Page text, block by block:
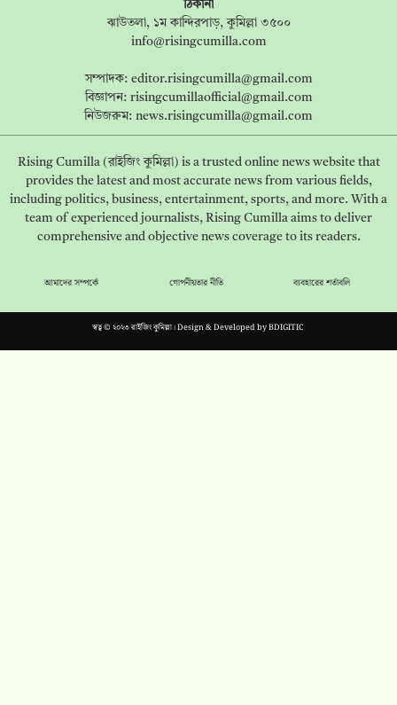
ঠিকানা
ঝাউতলা, ১ম কান্দিরপাড়, কুমিল্লা ৩৫০০
info@risingcumilla.com
সম্পাদক: editor.risingcumilla@gmail.com
বিজ্ঞাপন: risingcumillaofficial@gmail.com
নিউজরুম: news.risingcumilla@gmail.com
Rising Cumilla (রাইজিং কুমিল্লা) is a trusted online news website that
provides the latest and most accurate news from various fields,
including politics, business, entertainment, sports, and more. With a
team of experienced journalists, Rising Cumilla aims to deliver
comprehensive and objective news coverage to its readers.
আমাদের সম্পর্কে গোপনীয়তার নীতি ব্যবহারের শর্তাবলি
স্বত্ব © ২০২৩ রাইজিং কুমিল্লা। Design & Developed byBDIGITIC